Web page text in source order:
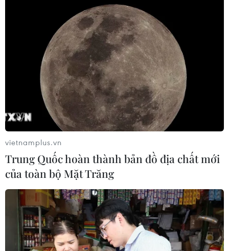
#Cơ sở lưu trú TP. Hà Nội
Theo dõi VietnamPlus
TIN LIÊN QUAN
vietnamplus.vn
Trung Quốc hoàn thành bản đồ địa chất mới
của toàn bộ Mặt Trăng